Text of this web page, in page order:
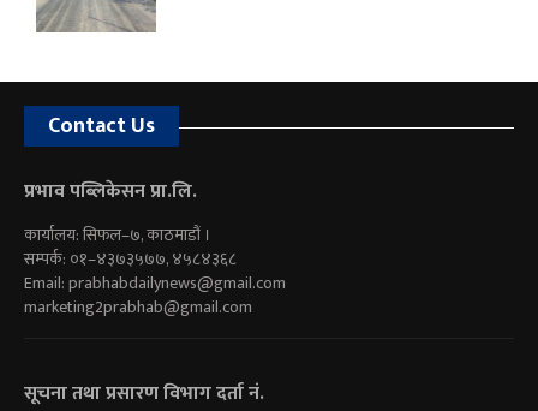
Contact Us
प्रभाव पब्लिकेसन प्रा.लि.
कार्यालय: सिफल–७, काठमाडौं ।
सम्पर्क: ०१–४३७३५७७, ४५८४३६८
Email:prabhabdailynews@gmail.com
marketing2prabhab@gmail.com
सूचना तथा प्रसारण विभाग दर्ता नं.